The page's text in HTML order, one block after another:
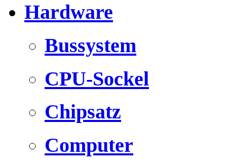
Hardware
Bussystem
CPU-Sockel
Chipsatz
Computer